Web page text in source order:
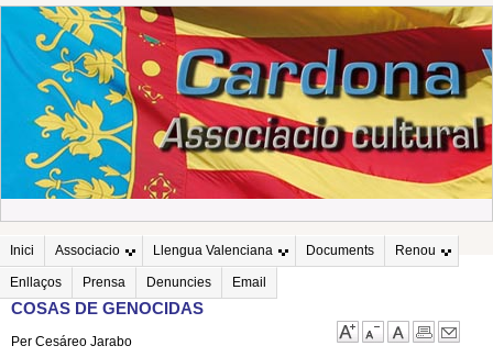
Inici Associacio Llengua Valenciana Documents Renou
Enllaços Prensa Denuncies Email
COSAS DE GENOCIDAS
Per Cesáreo Jarabo